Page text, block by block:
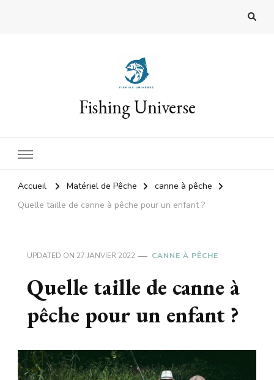
Fishing Universe
Accueil Matériel de Pêche
canne à pêche
Quelle taille de canne à pêche pour un enfant ?
UPDATED ON 27 JANVIER 2022 CANNE À PÊCHE
Quelle taille de canne à
pêche pour un enfant ?